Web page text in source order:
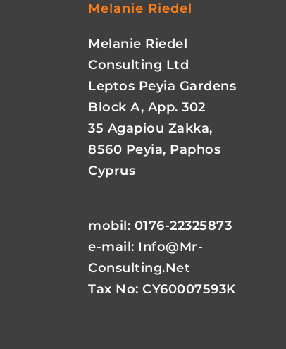
Melanie Riedel
Melanie Riedel
Consulting Ltd
Leptos Peyia Gardens
Block A, App. 302
35 Agapiou Zakka,
8560 Peyia, Paphos
Cyprus
mobil: 0176-22325873
e-mail: Info@mr-
Consulting.net
Tax No: CY60007593K